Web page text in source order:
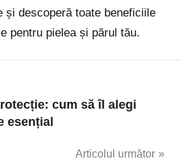
și descoperă toate beneficiile
pentru pielea și părul tău.
cum să îl alegi
esențial
Articolul următor